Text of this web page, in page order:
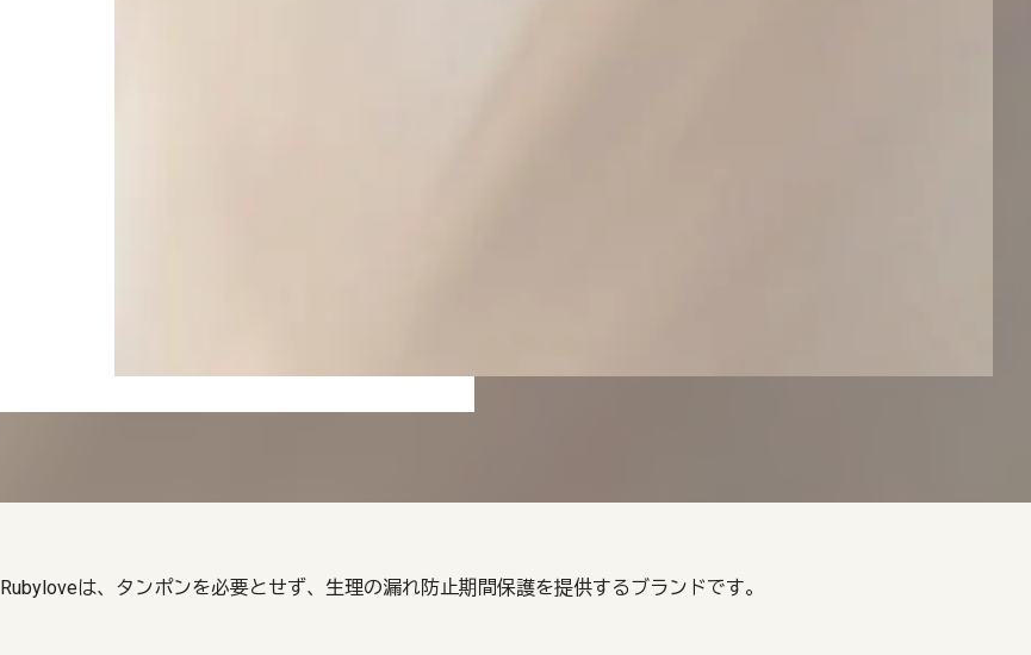
Rubyloveは、タンポンを必要とせず、生理の漏れ防止期間保護を提供するブランドです。